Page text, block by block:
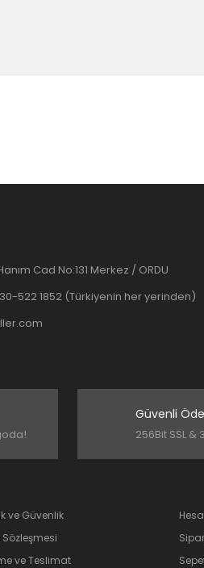
Cad No:131 Merkez / ORDU
522 1852 (Türkiyenin her yerinden)
Güvenli
256Bit SSL
ve Güvenlik
Sözleşmesi
ve Teslimat